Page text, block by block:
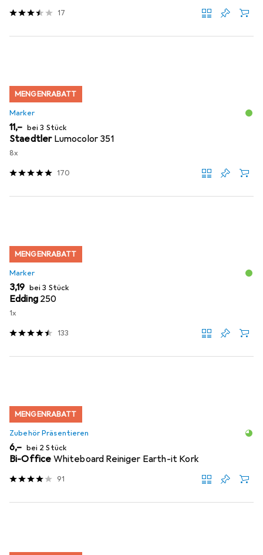
17
MENGENRABATT
Marker
EUR
11,– bei 3 Stück
Staedtler Lumocolor 351
8x
170
MENGENRABATT
Marker
EUR
3,19 bei 3 Stück
Edding 250
1x
133
MENGENRABATT
Zubehör Präsentieren
EUR
6,– bei 2 Stück
Bi-Office Whiteboard Reiniger Earth-it Kork
91